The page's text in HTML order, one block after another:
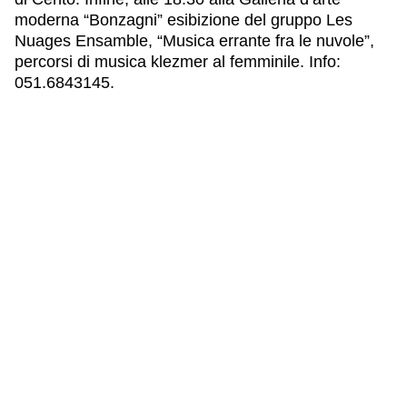
moderna “Bonzagni” esibizione del gruppo Les
Nuages Ensamble, “Musica errante fra le nuvole”,
percorsi di musica klezmer al femminile. Info:
051.6843145.